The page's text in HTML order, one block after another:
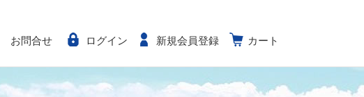
お問合せ ログイン 新規会員登録 カート